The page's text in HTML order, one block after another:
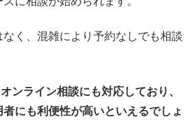
なく、混雑により予約なしでも相談
ンライン相談にも対応しており、
にも利便性が高いといえるでしょ